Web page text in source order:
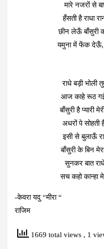
मारे नजरों से
हँसती है राधा
छीन लेऊँ बाँसुरी
यमुना में फेंक देऊँ,
राधे बड़ी भोली
आज काहे रूठ
बाँसुरी है प्यारी
अधरों पे सोहती
इसी से बुलाऊँ
बाँसुरी के बिन
सुनकर बात
सच कहो कान्हा
-केवरा यदु “मीरा “
राजिम
1669 total views , 1